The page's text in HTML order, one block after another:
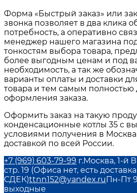
Форма «Быстрый заказ» или
звонка позволяет в два клика
потребность, а оперативно
менеджер нашего магазина
тонкостям выбора товара,
более выгодным ценам и под
необходимость, а так же
варианты оплаты и доставки
товара и тем самым полностью
оформления заказа.
Оформить заказ на такую
конденсационные котлы 35 с
условиями получения в Москва
доставкой по всей России.
+7 (969) 603-79-99 г.Москва, 1-й
стр. 19 (Офиса нет, есть
СДЕК)ttnn152@yandex.ruПн-Пт
выходные